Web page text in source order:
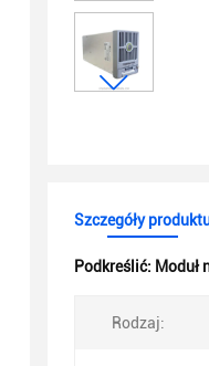
Szczegóły
Podkreślić: Moduł
Rodzaj: